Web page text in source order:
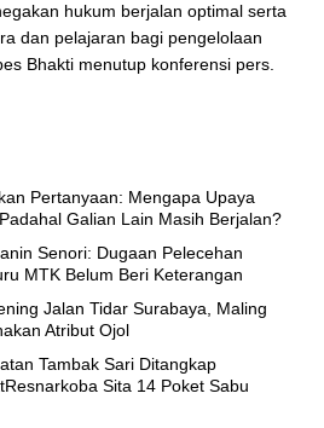
hukum berjalan optimal serta
dan pelajaran bagi pengelolaan
Bhakti menutup konferensi pers.
Pertanyaan: Mengapa Upaya
Galian Lain Masih Berjalan?
Senori: Dugaan Pelecehan
MTK Belum Beri Keterangan
Jalan Tidar Surabaya, Maling
Atribut Ojol
Tambak Sari Ditangkap
Sita 14 Poket Sabu